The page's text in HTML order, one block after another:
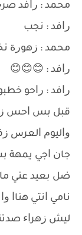
ﻣﺤﻤﺪ : ﺭﺍﻓﺪ
ﺭﺍﻓﺪ : ﻧﺠﺐ
ﻣﺤﻤﺪ : ﺯﻫﻮﺭﺓ
ﺭﺍﻓﺪ : 😊😊😊
ﺭﺍﻓﺪ : ﺭﺍﺣﻮ
ﻗﺒﻞ ﺑﺲ ﺍﺣﺲ
ﻭﺍﻟﻴﻮﻡ ﺍﻟﻌﺮﺱ
ﺟﺎﻥ ﺍﺟﻲ ﻳﻤﻬﺔ
ﺿﻞ ﺑﻌﻴﺪ ﻋﻨﻲ
ﻧﺎﻣﻲ ﺍﻧﺘﻲ
ﻟﻴﺶ ﺯﻫﺮﺍﺀ